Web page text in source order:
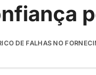
DE FALHAS NO